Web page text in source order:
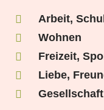
Arbeit,
Wohnen
Freizeit,
Liebe,